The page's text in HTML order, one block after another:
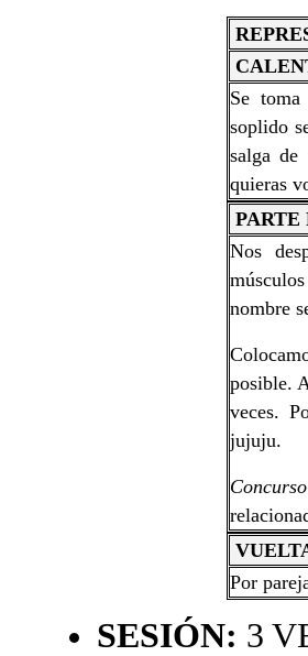
Se
soplido
salga
quieras
PARTE
Nos
nombre
posible.
veces.
jujuju.
Por
SESIÓN: 3